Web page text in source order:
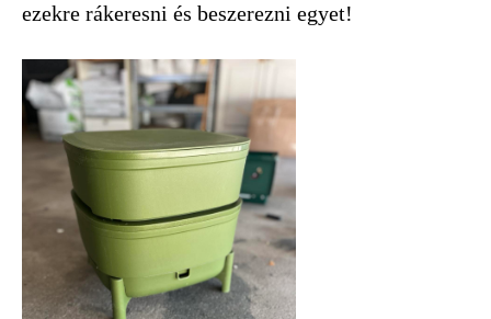
ezekre rákeresni és beszerezni egyet!